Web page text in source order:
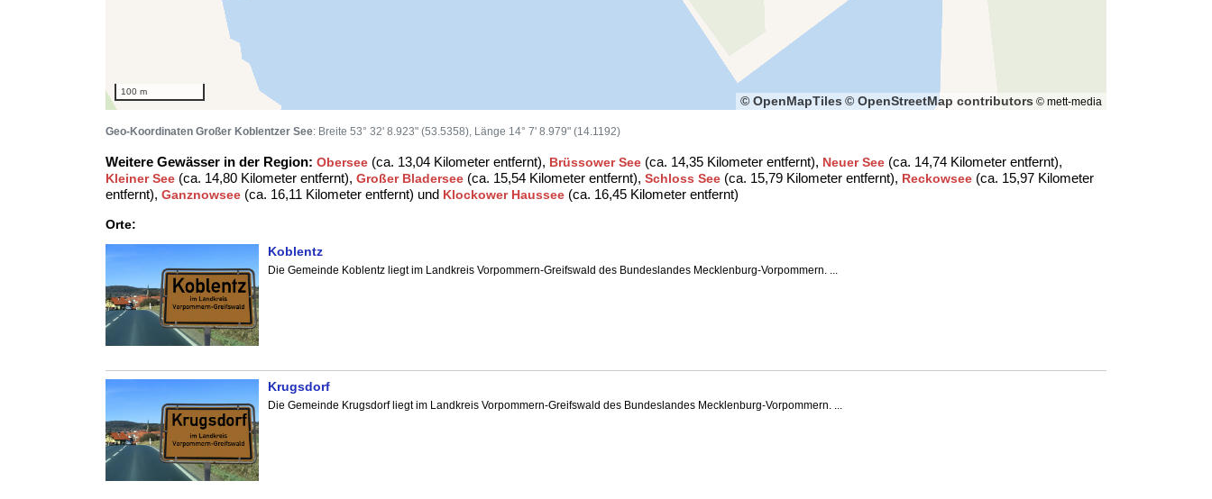
100 m
© OpenMapTiles © OpenStreetMap contributors © mett-media
Geo-Koordinaten Großer Koblentzer See: Breite 53° 32' 8.923" (53.5358), Länge 14° 7' 8.979" (14.1192)
Weitere Gewässer in der Region: Obersee (ca. 13,04 Kilometer entfernt), Brüssower See (ca. 14,35 Kilometer entfernt), Neuer See (ca. 14,74 Kilometer entfernt),
Kleiner See (ca. 14,80 Kilometer entfernt), Großer Bladersee (ca. 15,54 Kilometer entfernt), Schloss See (ca. 15,79 Kilometer entfernt), Reckowsee (ca. 15,97 Kilometer
entfernt), Ganznowsee (ca. 16,11 Kilometer entfernt) und Klockower Haussee (ca. 16,45 Kilometer entfernt)
Orte:
Koblentz
Die Gemeinde Koblentz liegt im Landkreis Vorpommern-Greifswald des Bundeslandes Mecklenburg-Vorpommern. ...
Krugsdorf
Die Gemeinde Krugsdorf liegt im Landkreis Vorpommern-Greifswald des Bundeslandes Mecklenburg-Vorpommern. ...